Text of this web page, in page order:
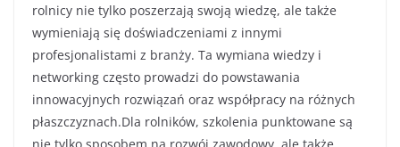
rolnicy nie tylko poszerzają swoją wiedzę, ale także
wymieniają się doświadczeniami z innymi
profesjonalistami z branży. Ta wymiana wiedzy i
networking często prowadzi do powstawania
innowacyjnych rozwiązań oraz współpracy na różnych
płaszczyznach.Dla rolników, szkolenia punktowane są
nie tylko sposobem na rozwój zawodowy, ale także